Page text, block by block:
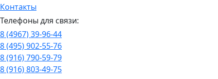
Контакты
Телефоны для связи:
8 (4967) 39-96-44
8 (495) 902-55-76
8 (916) 790-59-79
8 (916) 803-49-75